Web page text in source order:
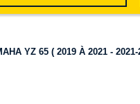
YZ 65 ( 2019 À 2021 - 2021-